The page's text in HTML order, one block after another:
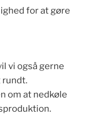
for at gøre
vi også gerne
rundt.
om at nedkøle